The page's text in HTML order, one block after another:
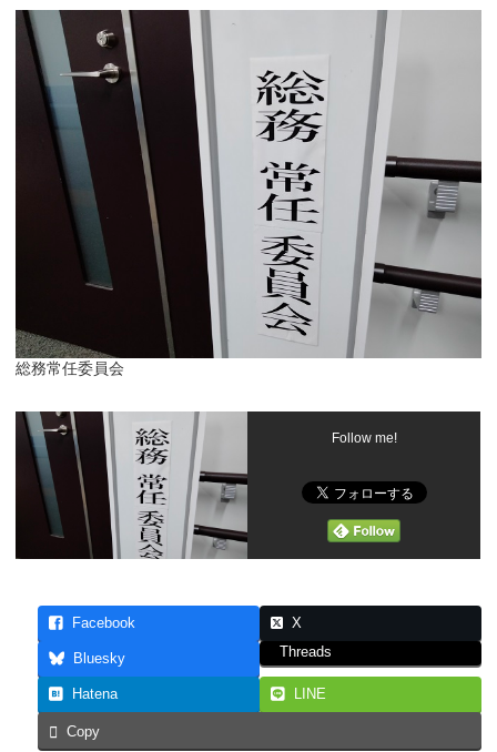
総務常任委員会
Follow me!
Facebook X
Bluesky Threads
Hatena LINE
Copy